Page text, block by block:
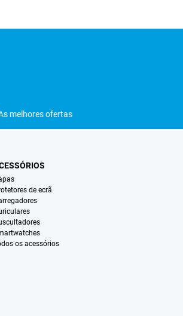
melhores ofertas
de ecrã
os acessórios